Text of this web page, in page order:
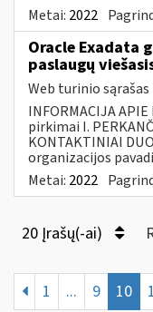
Metai: 2022
Oracle Exadata
paslaugų
Web turinio sąrašas
INFORMACIJA
pirkimai I.
KONTAKTINIAI
organizacijos
Metai: 2022
20 Įrašų(-ai)
1 ... 9 10